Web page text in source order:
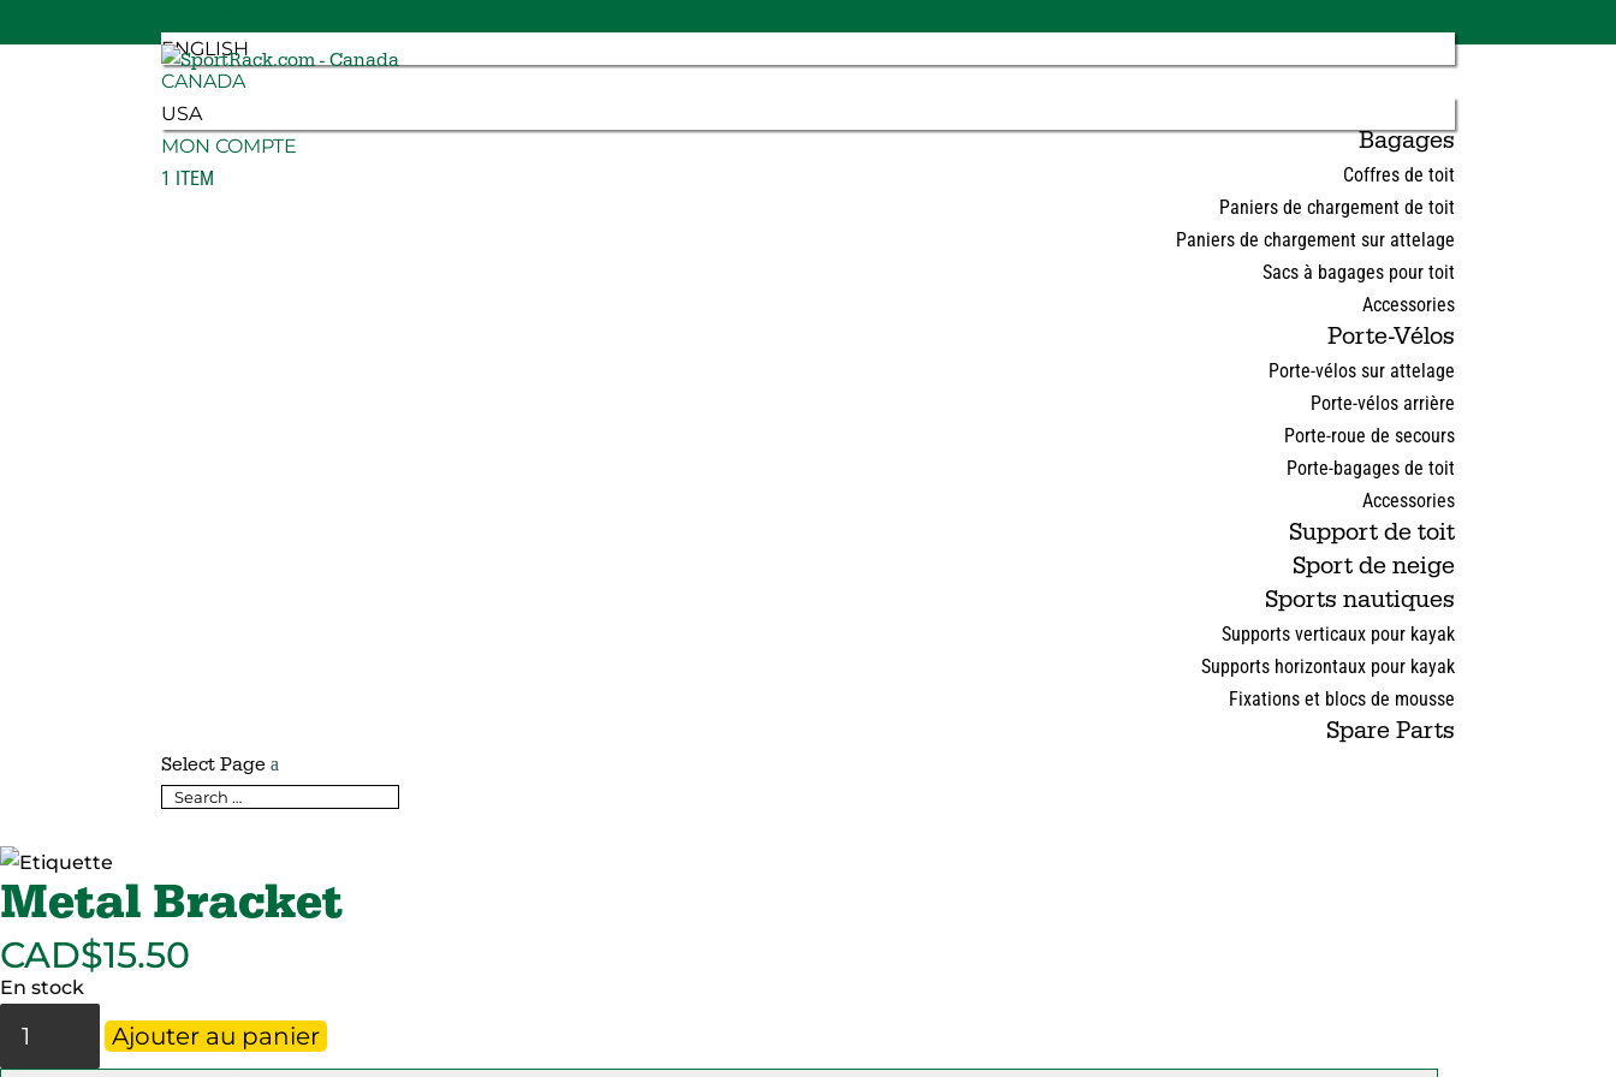
ENGLISH
CANADA
USA
MON COMPTE
1 ITEM
Bagages
Coffres de toit
Paniers de chargement de toit
Paniers de chargement sur attelage
Sacs à bagages pour toit
Accessories
Porte-Vélos
Porte-vélos sur attelage
Porte-vélos arrière
Porte-roue de secours
Porte-bagages de toit
Accessories
Support de toit
Sport de neige
Sports nautiques
Supports verticaux pour kayak
Supports horizontaux pour kayak
Fixations et blocs de mousse
Spare Parts
Select Page
Metal Bracket
CAD$15.50
En stock
Ajouter au panier